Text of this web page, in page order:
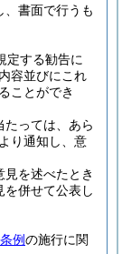
、書面で行うも
定する勧告に
容並びにこれ
ことができ
たっては、あら
り通知し、意
を述べたとき
を併せて公表し
例の施行に関